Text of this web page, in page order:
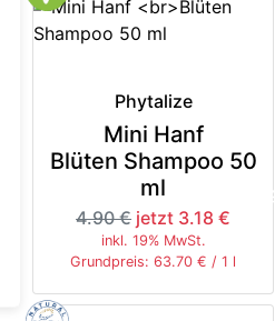
Phytalize
Mini Hanf
Blüten Shampoo 50
ml
4.90 € jetzt 3.18 €
inkl. 19% MwSt.
Grundpreis: 63.70 € / 1 l
-35%